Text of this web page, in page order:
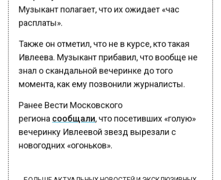
Музыкант полагает, что их ожидает «час
расплаты».
Также он отметил, что не в курсе, кто такая
Ивлеева. Музыкант прибавил, что вообще не
знал о скандальной вечеринке до того
момента, как ему позвонили журналисты.
Ранее Вести Московского
регионасообщали, что посетивших «голую»
вечеринку Ивлеевой звезд вырезали с
новогодних «огоньков».